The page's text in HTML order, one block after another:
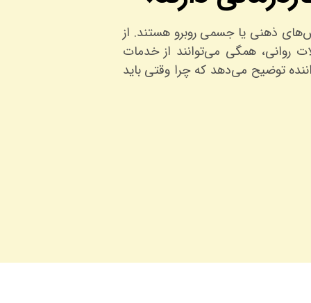
ذهنی یا جسمی روبرو هستند. از
روانی، همگی می‌توانند از خدمات
توضیح می‌دهد که چرا وقتی باید